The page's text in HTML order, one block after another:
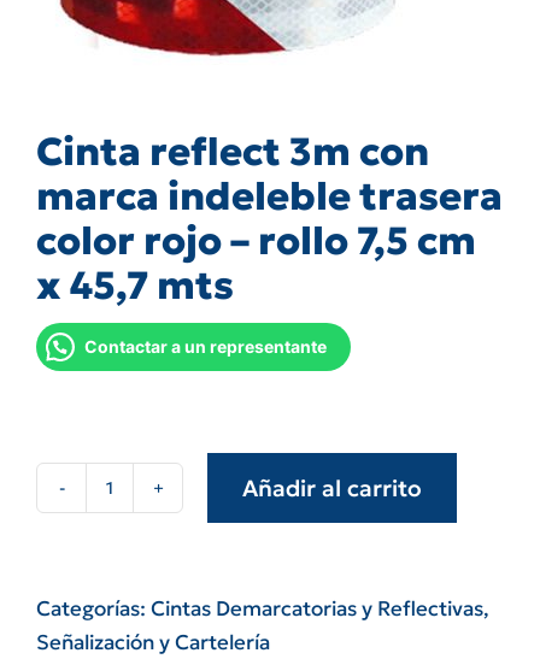
Cinta reflect 3m con
marca indeleble trasera
color rojo – rollo 7,5 cm
x 45,7 mts
Contactar a un representante
con
marca
Añadir al carrito
Categorías: Cintas Demarcatorias y Reflectivas,
Señalización y Cartelería